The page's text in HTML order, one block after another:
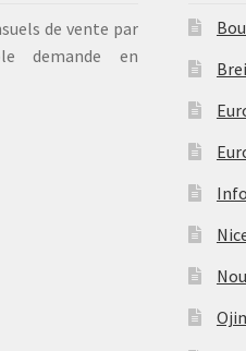
de vente par
demande en